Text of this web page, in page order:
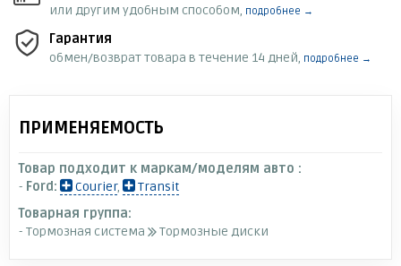
или другим удобным способом, подробнее →
Гарантия
обмен/возврат товара в течение 14 дней, подробнее →
ПРИМЕНЯЕМОСТЬ
Товар подходит к маркам/моделям авто :
- Ford: Courier,
Transit
Товарная группа:
- Тормозная система
Тормозные диски